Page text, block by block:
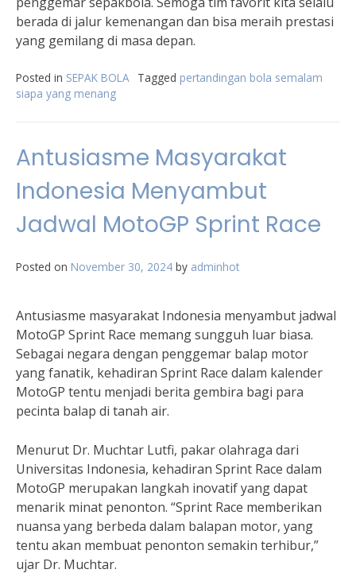
berada di jalur kemenangan dan bisa meraih prestasi
yang gemilang di masa depan.
Posted in SEPAK BOLA Tagged pertandingan bola semalam
siapa yang menang
Antusiasme Masyarakat
Indonesia Menyambut
Jadwal MotoGP Sprint Race
Posted on November 30, 2024 by adminhot
Antusiasme masyarakat Indonesia menyambut jadwal
MotoGP Sprint Race memang sungguh luar biasa.
Sebagai negara dengan penggemar balap motor
yang fanatik, kehadiran Sprint Race dalam kalender
MotoGP tentu menjadi berita gembira bagi para
pecinta balap di tanah air.
Menurut Dr. Muchtar Lutfi, pakar olahraga dari
Universitas Indonesia, kehadiran Sprint Race dalam
MotoGP merupakan langkah inovatif yang dapat
menarik minat penonton. “Sprint Race memberikan
nuansa yang berbeda dalam balapan motor, yang
tentu akan membuat penonton semakin terhibur,”
ujar Dr. Muchtar.